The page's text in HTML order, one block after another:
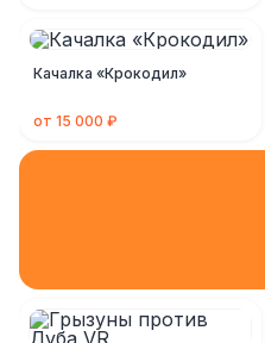
Качалка «Крокодил»
от 15 000 ₽